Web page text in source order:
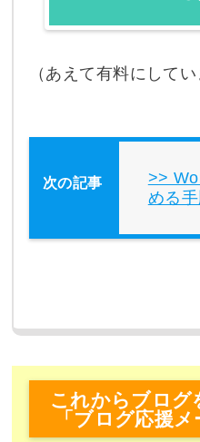
（あえて有料にしてい
める
これからブログ
「ブログ応援